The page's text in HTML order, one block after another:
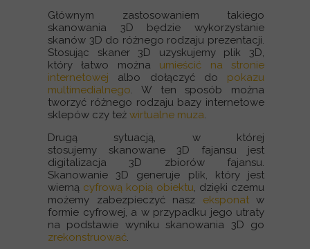
Głównym zastosowaniem takiego
skanowania 3D będzie wykorzystanie
skanów 3D do różnego rodzaju prezentacji.
Stosując skaner 3D uzyskujemy plik 3D,
który łatwo można umieścić na stronie
internetowej albo dołączyć do pokazu
multimedialnego. W ten sposób można
tworzyć różnego rodzaju bazy internetowe
sklepów czy też wirtualne muza.
Drugą sytuacją, w której
stosujemy skanowane 3D fajansu jest
digitalizacja 3D zbiorów fajansu.
Skanowanie 3D generuje plik, który jest
wierną cyfrową kopią obiektu, dzięki czemu
możemy zabezpieczyć nasz eksponat w
formie cyfrowej, a w przypadku jego utraty
na podstawie wyniku skanowania 3D go
zrekonstruować.